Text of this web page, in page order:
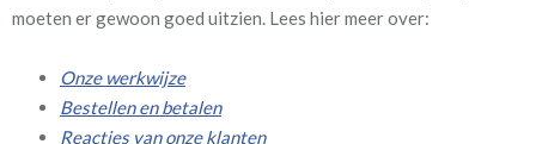
moeten er gewoon goed uitzien. Lees hier meer over:
Onze werkwijze
Bestellen en betalen
Reacties van onze klanten